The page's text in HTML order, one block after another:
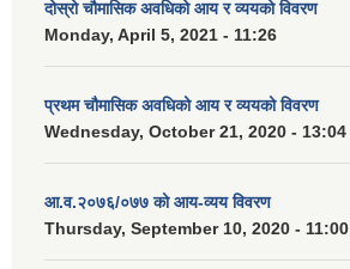
दोस्रो चौमासिक अवधिको आय र व्ययको विवरण
Monday, April 5, 2021 - 11:26
प्रथम चौमासिक अवधिको आय र व्ययको विवरण
Wednesday, October 21, 2020 - 13:04
आ.व.२०७६/०७७ को आय-व्यय विवरण
Thursday, September 10, 2020 - 11:00